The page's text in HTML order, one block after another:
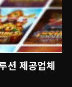
션 제공업체